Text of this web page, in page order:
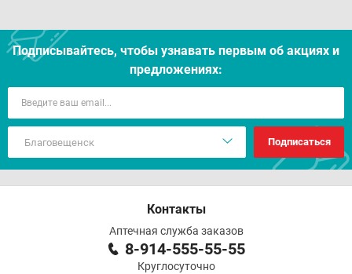
Подписывайтесь, чтобы узнавать первым об акцияx и
предложениях:
Подписаться
Контакты
Аптечная служба заказов
8-914-555-55-55
Круглосуточно